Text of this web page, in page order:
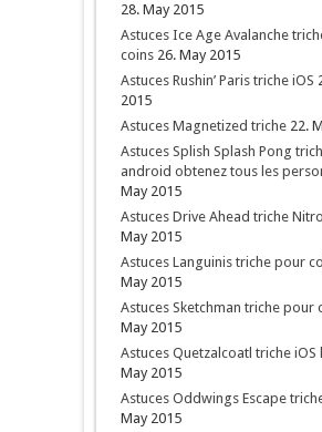
28. May 2015
Astuces Ice Age Avalanche
coins 26. May 2015
Astuces Rushin’ Paris triche iOS
2015
Astuces Magnetized triche 22.
Astuces Splish Splash Pong
android obtenez tous les
May 2015
Astuces Drive Ahead triche
May 2015
Astuces Languinis triche pour
May 2015
Astuces Sketchman triche pour
May 2015
Astuces Quetzalcoatl triche iOS
May 2015
Astuces Oddwings Escape
May 2015